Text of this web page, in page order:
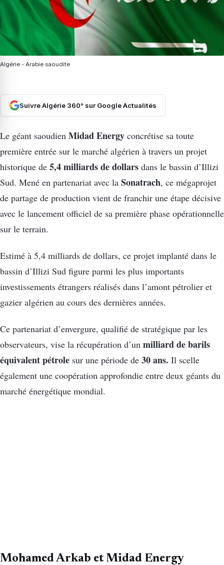
Algérie - Arabie saoudite
Suivre Algérie 360° sur Google Actualités
Le géant saoudien Midad Energy concrétise sa toute
première entrée sur le marché algérien à travers un projet
historique de 5,4 milliards de dollars dans le bassin d’Illizi
Sud. Mené en partenariat avec la Sonatrach, ce mégaprojet
de partage de production vient de franchir une étape décisive
avec le lancement officiel de sa première phase opérationnelle
sur le terrain.
Estimé à 5,4 milliards de dollars, ce projet implanté dans le
bassin d’Illizi Sud figure parmi les plus importants
investissements étrangers réalisés dans l’amont pétrolier et
gazier algérien au cours des dernières années.
Ce partenariat d’envergure, qualifié de stratégique par les
observateurs, vise la récupération d’un milliard de barils
équivalent pétrole sur une période de 30 ans. Il scelle
également une coopération approfondie entre deux géants du
marché énergétique mondial.
Mohamed Arkab et Midad Energy